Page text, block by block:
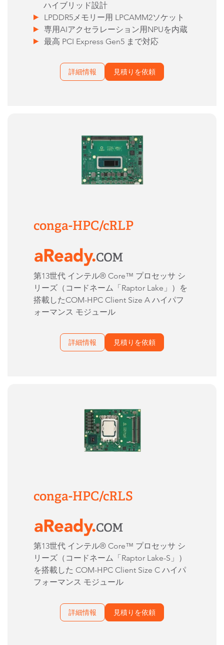
ハイブリッド設計
LPDDR5メモリー用 LPCAMM2ソケット
専用AIアクセラレーション用NPUを内蔵
最高 PCI Express Gen5 まで対応
詳細情報 見積りを依頼
conga-HPC/cRLP
第13世代 インテル® Core™ プロセッサ シ
リーズ（コードネーム「Raptor Lake」）を
搭載したCOM-HPC Client Size A ハイパフ
ォーマンス モジュール
詳細情報 見積りを依頼
conga-HPC/cRLS
第13世代 インテル® Core™ プロセッサ シ
リーズ（コードネーム「Raptor Lake-S」）
を搭載した COM-HPC Client Size C ハイパ
フォーマンス モジュール
詳細情報 見積りを依頼